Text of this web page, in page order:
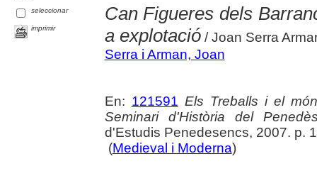
seleccionar
imprimir
Can Figueres dels
a explotació/ Joan Serra
Serra i Arman, Joan
En: 121591 Els Treballs i el
Seminari d'Història del
d'Estudis Penedesencs, 2007. p.
(Medieval i Moderna)